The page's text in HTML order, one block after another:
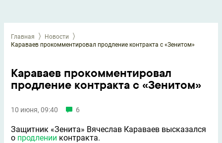
Главная
Новости
Караваев прокомментировал продление контракта с «Зенитом»
Караваев прокомментировал
продление контракта с «Зенитом»
10 июня, 09:40 6
Защитник «Зенита» Вячеслав Караваев высказался
о продлении контракта.